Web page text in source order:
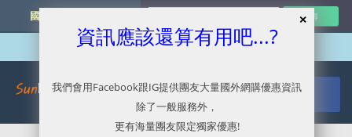
國外網購最新資訊
資訊應該還算有用吧...?
我們會用Facebook跟IG提供團友大量國外網購優惠資訊
除了一般服務外，
更有海量團友限定獨家優惠!